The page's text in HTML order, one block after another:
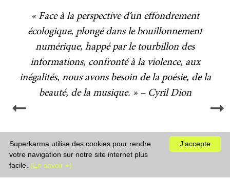
« Face à la perspective d’un effondrement
écologique, plongé dans le bouillonnement
numérique, happé par le tourbillon des
informations, confronté à la violence, aux
inégalités, nous avons besoin de la poésie, de la
beauté, de la musique. » – Cyril Dion
J'accepte
Superkarma utilise des cookies pour rendre
votre navigation sur notre site internet plus
facile. (En savoir +)